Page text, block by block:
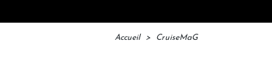
Accueil > CruiseMaG